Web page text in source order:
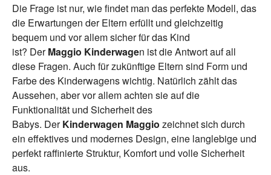
Die Frage ist nur, wie findet man das perfekte Modell, das
die Erwartungen der Eltern erfüllt und gleichzeitig
bequem und vor allem sicher für das Kind
ist? DerMaggio Kinderwagen ist die Antwort auf all
diese Fragen. Auch für zukünftige Eltern sind Form und
Farbe des Kinderwagens wichtig. Natürlich zählt das
Aussehen, aber vor allem achten sie auf die
Funktionalität und Sicherheit des
Babys. DerKinderwagen Maggio zeichnet sich durch
ein effektives und modernes Design, eine langlebige und
perfekt raffinierte Struktur, Komfort und volle Sicherheit
aus.